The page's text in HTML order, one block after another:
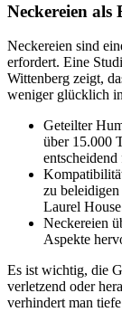
Neckereien
Neckereien sind
erfordert. Eine
Wittenberg zeigt,
weniger glücklich
Geteilter
über 15.000
zu
Laurel
Neckereien
Aspekte
Es ist wichtig, die
verletzend oder
verhindert man